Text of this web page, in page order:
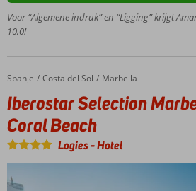
van het
Door
boulevard
gescheiden
van het
strand
Voor “Algemene indruk” en “Ligging” krijgt
10,0!
Home
Spanje Costa del Sol Marbella
Iberostar Selection Marbella Coral Beach
Iberostar Selection
Coral Beach
Logies-Hotel